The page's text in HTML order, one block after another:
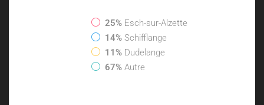
25% Esch-sur-Alzette
14% Schifflange
11% Dudelange
67% Autre